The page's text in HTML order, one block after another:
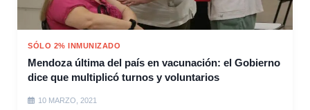
SÓLO 2% INMUNIZADO
Mendoza última del país en vacunación: el Gobierno
dice que multiplicó turnos y voluntarios
10 MARZO, 2021